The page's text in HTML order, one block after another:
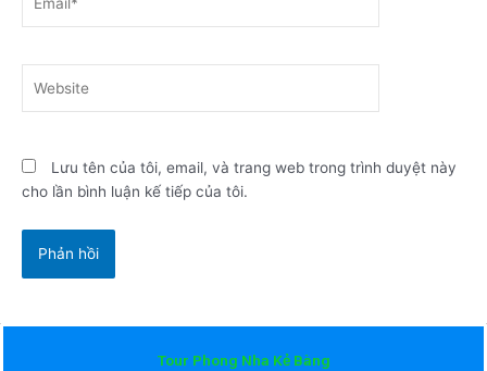
Lưu tên của tôi, email, và trang web trong trình duyệt này
cho lần bình luận kế tiếp của tôi.
Tour Phong Nha Kẻ Bàng